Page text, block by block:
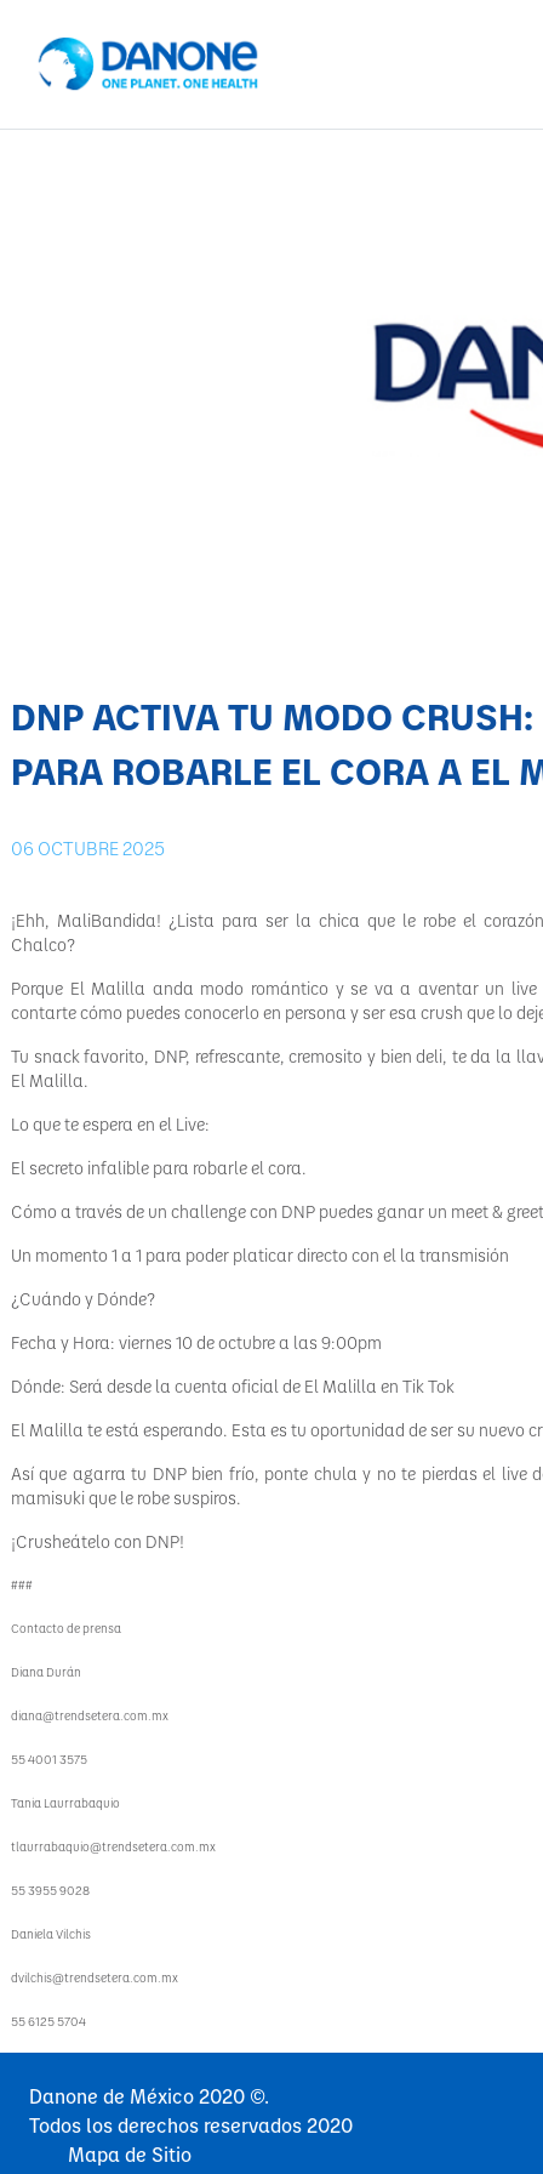
DNP ACTIVA TU MODO CRUSH:
PARA ROBARLE EL CORA A EL
06 OCTUBRE 2025
¡Ehh, MaliBandida! ¿Lista para ser la chica que le robe el
Chalco?
Porque El Malilla anda modo romántico y se va a aventar un live
contarte cómo puedes conocerlo en persona y ser esa crush que lo
Tu snack favorito, DNP, refrescante, cremosito y bien deli, te da la
El Malilla.
Lo que te espera en el Live:
El secreto infalible para robarle el cora.
Cómo a través de un challenge con DNP puedes ganar un meet &
Un momento 1 a 1 para poder platicar directo con el la transmisión
¿Cuándo y Dónde?
Fecha y Hora: viernes 10 de octubre a las 9:00pm
Dónde: Será desde la cuenta oficial de El Malilla en Tik Tok
El Malilla te está esperando. Esta es tu oportunidad de ser su nuevo
Así que agarra tu DNP bien frío, ponte chula y no te pierdas el live
mamisuki que le robe suspiros.
¡Crusheátelo con DNP!
###
Contacto de prensa
Diana Durán
diana@trendsetera.com.mx
55 4001 3575
Tania Laurrabaquio
tlaurrabaquio@trendsetera.com.mx
55 3955 9028
Daniela Vilchis
dvilchis@trendsetera.com.mx
55 6125 5704
Danone de México 2020 ©.
Todos los derechos reservados 2020
Mapa de Sitio